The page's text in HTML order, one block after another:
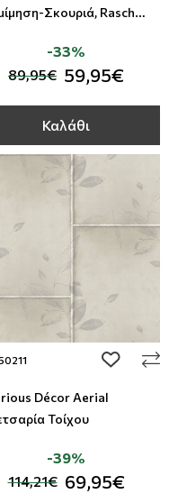
Σκουριά, Rasch
89,95€ 59,95€
-33%
Καλάθι
add to
Décor Aerial
Τοίχου
114,21€ 69,95€
-39%